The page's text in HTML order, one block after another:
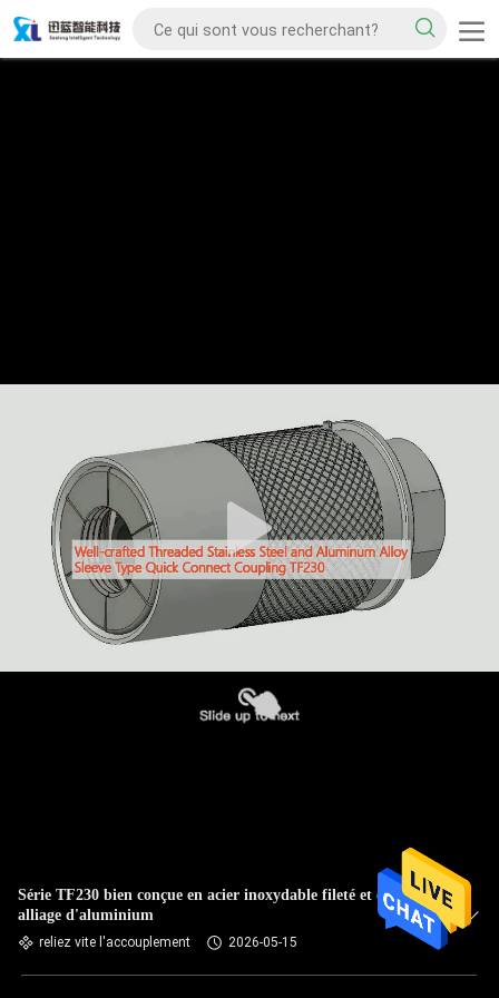
Série TF230 bien conçue en acier inoxydable fileté et en
alliage d'aluminium
reliez vite l'accouplement 2026-05-15